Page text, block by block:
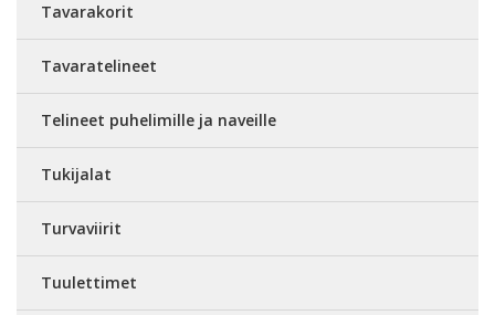
Tavarakorit
Tavaratelineet
Telineet puhelimille ja naveille
Tukijalat
Turvaviirit
Tuulettimet